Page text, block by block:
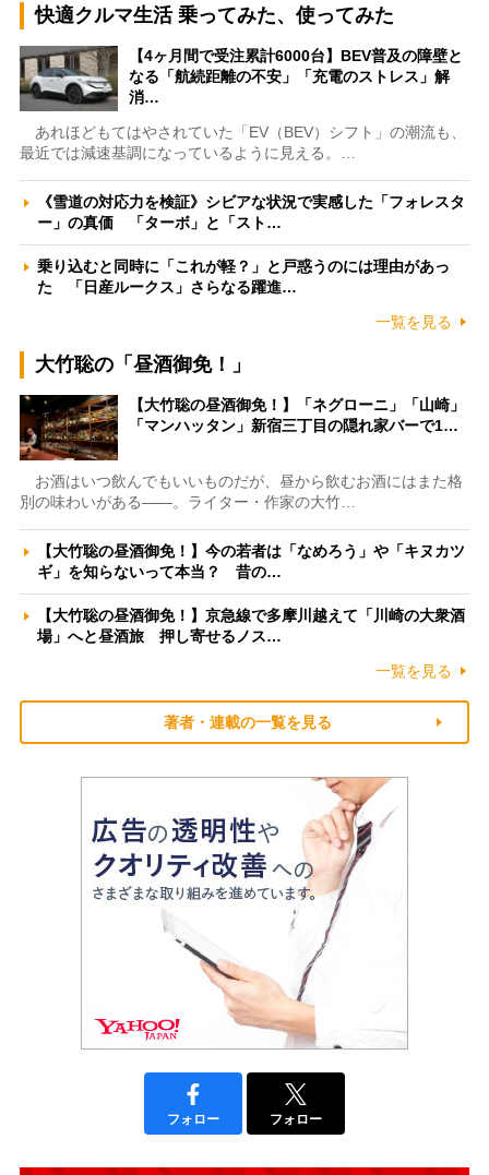
快適クルマ生活 乗ってみた、使ってみた
【4ヶ月間で受注累計6000台】BEV普及の障壁と
なる「航続距離の不安」「充電のストレス」解
消…
あれほどもてはやされていた「EV（BEV）シフト」の潮流も、
最近では減速基調になっているように見える。…
《雪道の対応力を検証》シビアな状況で実感した「フォレスタ
ー」の真価 「ターボ」と「スト…
乗り込むと同時に「これが軽？」と戸惑うのには理由があっ
た 「日産ルークス」さらなる躍進…
一覧を見る
大竹聡の「昼酒御免！」
【大竹聡の昼酒御免！】「ネグローニ」「山崎」
「マンハッタン」新宿三丁目の隠れ家バーで1…
お酒はいつ飲んでもいいものだが、昼から飲むお酒にはまた格
別の味わいがある――。ライター・作家の大竹…
【大竹聡の昼酒御免！】今の若者は「なめろう」や「キヌカツ
ギ」を知らないって本当？ 昔の…
【大竹聡の昼酒御免！】京急線で多摩川越えて「川崎の大衆酒
場」へと昼酒旅 押し寄せるノス…
一覧を見る
著者・連載の一覧を見る
フォロー フォロー